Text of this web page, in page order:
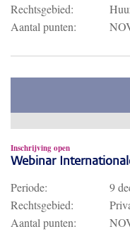
Rechtsgebied:
Aantal punten:
Inschrijving open
Webinar
Periode:
9
Rechtsgebied:
Aantal punten: